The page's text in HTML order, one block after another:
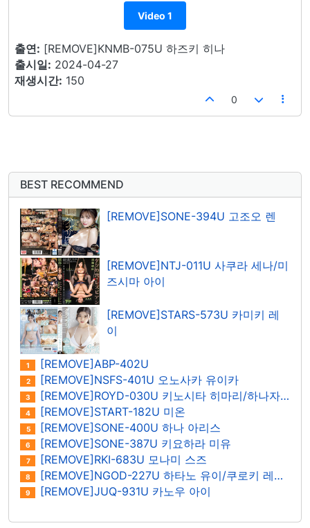
Video 1
출연: [REMOVE]KNMB-075U 하즈키 히나
출시일: 2024-04-27
재생시간: 150
0
BEST RECOMMEND
[REMOVE]SONE-394U 고조오 렌
[REMOVE]NTJ-011U 사쿠라 세나/미
즈시마 아이
[REMOVE]STARS-573U 카미키 레
이
1 [REMOVE]ABP-402U
2 [REMOVE]NSFS-401U 오노사카 유이카
3 [REMOVE]ROYD-030U 키노시타 히마리/하나자와 히마리
4 [REMOVE]START-182U 미온
5 [REMOVE]SONE-400U 하나 아리스
6 [REMOVE]SONE-387U 키요하라 미유
7 [REMOVE]RKI-683U 모나미 스즈
8 [REMOVE]NGOD-227U 하타노 유이/쿠로키 레이나
9 [REMOVE]JUQ-931U 카노우 아이